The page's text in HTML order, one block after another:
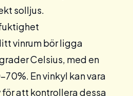
solljus.
vinrum bör ligga
Celsius, med en
70%. Envinkyl kan vara
att kontrollera dessa